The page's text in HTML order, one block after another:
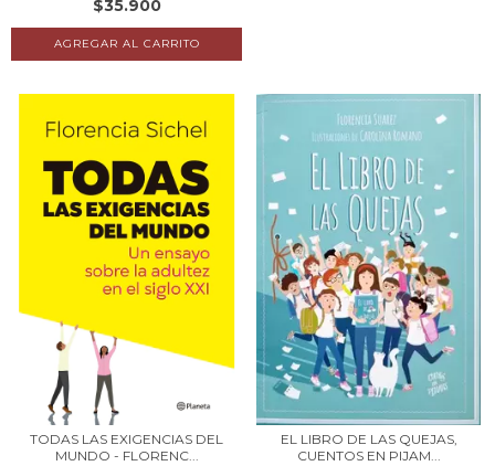
$35.900
TODAS LAS EXIGENCIAS DEL
MUNDO - FLORENC...
EL LIBRO DE LAS QUEJAS,
CUENTOS EN PIJAM...